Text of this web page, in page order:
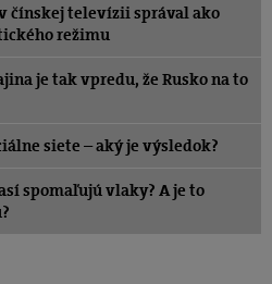
čínskej televízii správal ako
režimu
je tak vpredu, že Rusko na to
siete – aký je výsledok?
spomaľujú vlaky? A je to